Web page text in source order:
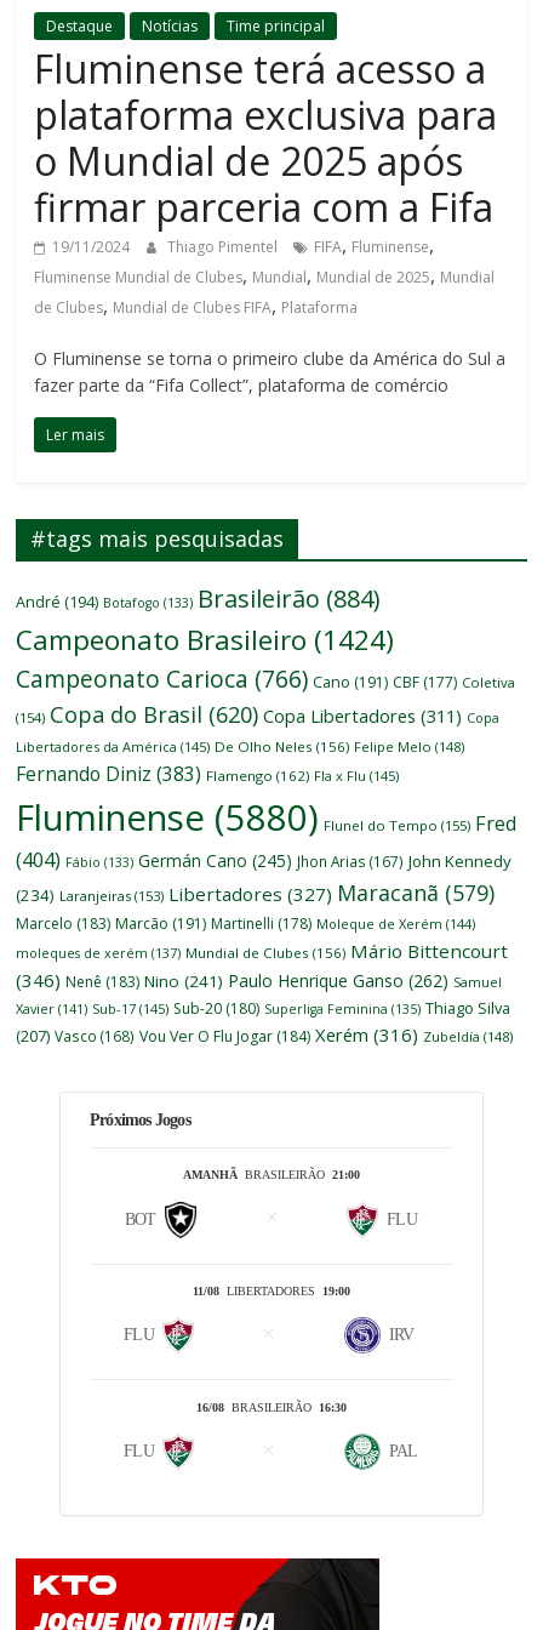
Destaque Notícias Time principal
Fluminense terá acesso a
plataforma exclusiva para
o Mundial de 2025 após
firmar parceria com a Fifa
19/11/2024 Thiago Pimentel FIFA, Fluminense,
Fluminense Mundial de Clubes, Mundial, Mundial de 2025, Mundial
de Clubes, Mundial de Clubes FIFA, Plataforma
O Fluminense se torna o primeiro clube da América do Sul a
fazer parte da “Fifa Collect”, plataforma de comércio
Ler mais
#tags mais pesquisadas
André (194) Botafogo (133) Brasileirão (884)
Campeonato Brasileiro (1424)
Campeonato Carioca (766) Cano (191) CBF (177) Coletiva
(154) Copa do Brasil (620) Copa Libertadores (311) Copa
Libertadores da América (145) De Olho Neles (156) Felipe Melo (148)
Fernando Diniz (383) Flamengo (162) Fla x Flu (145)
Fluminense (5880) Flunel do Tempo (155) Fred
(404) Fábio (133) Germán Cano (245) Jhon Arias (167) John Kennedy
(234) Laranjeiras (153) Libertadores (327) Maracanã (579)
Marcelo (183) Marcão (191) Martinelli (178) Moleque de Xerém (144)
moleques de xerém (137) Mundial de Clubes (156) Mário Bittencourt
(346) Nenê (183) Nino (241) Paulo Henrique Ganso (262) Samuel
Xavier (141) Sub-17 (145) Sub-20 (180) Superliga Feminina (135) Thiago Silva
(207) Vasco (168) Vou Ver O Flu Jogar (184) Xerém (316) Zubeldía (148)
Próximos Jogos
AMANHÃBRASILEIRÃO 21:00
BOT FLU
11/08LIBERTADORES 19:00
FLU IRV
16/08BRASILEIRÃO 16:30
FLU PAL